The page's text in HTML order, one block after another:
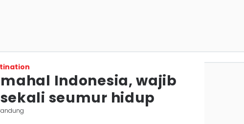
Indonesia, wajib
seumur hidup